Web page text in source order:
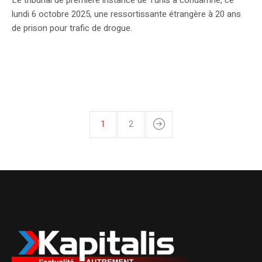
lundi 6 octobre 2025, une ressortissante étrangère à 20 ans
de prison pour trafic de drogue.
1 2